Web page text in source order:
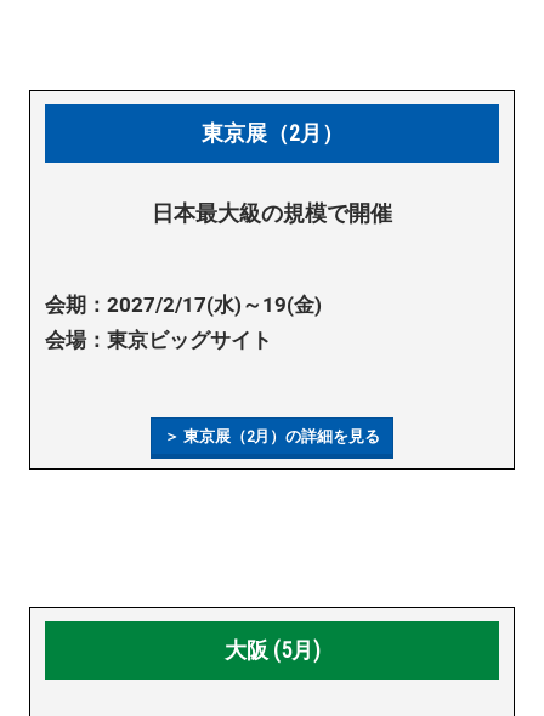
東京展（2月）
日本最大級の規模で開催
会期：2027/2/17(水)～19(金)
会場：東京ビッグサイト
＞ 東京展（2月）の詳細を見る
大阪 (5月)